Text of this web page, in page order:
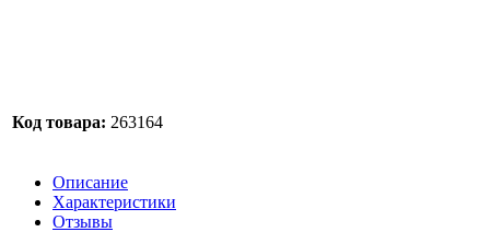
Код товара: 263164
Описание
Характеристики
Отзывы